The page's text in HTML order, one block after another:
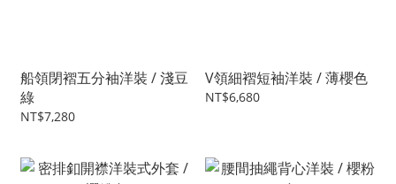
船領閉褶五分袖洋裝 / 淺豆
綠
NT$7,280
V領細褶短袖洋裝 / 薄櫻色
NT$6,680